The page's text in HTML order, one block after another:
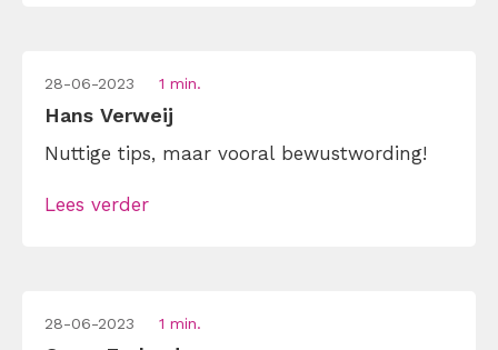
28-06-2023 1 min.
Hans Verweij
Nuttige tips, maar vooral bewustwording!
Lees verder
28-06-2023 1 min.